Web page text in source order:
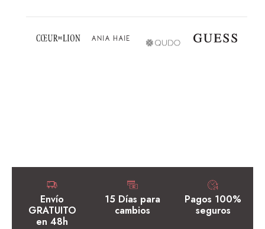
Envío
GRATUITO
en 48h
15 Días para
cambios
Pagos 100%
seguros